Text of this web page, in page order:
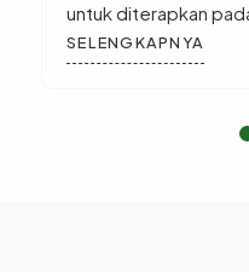
untuk diterapkan
1 SD Pada semester
Abjad/Alphabet
memiliki 26 huruf
SELENGKAPNYA